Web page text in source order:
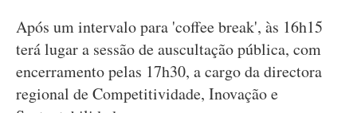
Após um intervalo para 'coffee break', às 16h15
terá lugar a sessão de auscultação pública, com
encerramento pelas 17h30, a cargo da directora
regional de Competitividade, Inovação e